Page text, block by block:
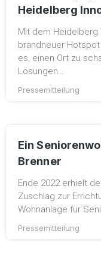
Heidelberg
Pressemitteilung
Mit dem Heidelberg
brandneuer
es, einen Ort zu
Lösungen…
Ein
Brenner
Pressemitteilung
Ende 2022 erhielt
Zuschlag zur
Wohnanlage für